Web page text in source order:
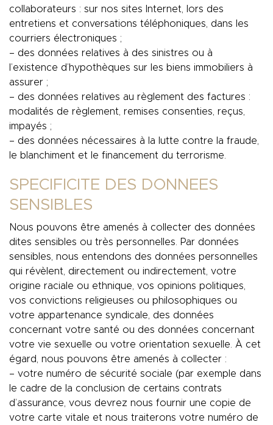
collaborateurs : sur nos sites Internet, lors des
entretiens et conversations téléphoniques, dans les
courriers électroniques ;
– des données relatives à des sinistres ou à
l’existence d’hypothèques sur les biens immobiliers à
assurer ;
– des données relatives au règlement des factures :
modalités de règlement, remises consenties, reçus,
impayés ;
– des données nécessaires à la lutte contre la fraude,
le blanchiment et le financement du terrorisme.
SPECIFICITE DES DONNEES
SENSIBLES
Nous pouvons être amenés à collecter des données
dites sensibles ou très personnelles. Par données
sensibles, nous entendons des données personnelles
qui révèlent, directement ou indirectement, votre
origine raciale ou ethnique, vos opinions politiques,
vos convictions religieuses ou philosophiques ou
votre appartenance syndicale, des données
concernant votre santé ou des données concernant
votre vie sexuelle ou votre orientation sexuelle. À cet
égard, nous pouvons être amenés à collecter :
– votre numéro de sécurité sociale (par exemple dans
le cadre de la conclusion de certains contrats
d’assurance, vous devrez nous fournir une copie de
votre carte vitale et nous traiterons votre numéro de